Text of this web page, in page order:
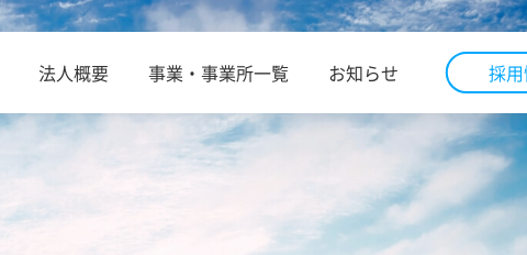
法人概要 事業・事業所一覧 お知らせ 採